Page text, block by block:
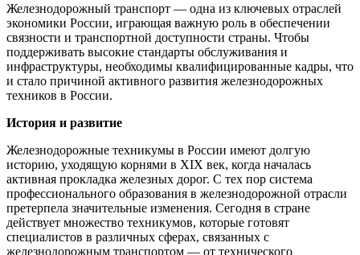
Железнодорожный транспорт — одна из ключевых отраслей
экономики России, играющая важную роль в обеспечении
связности и транспортной доступности страны. Чтобы
поддерживать высокие стандарты обслуживания и
инфраструктуры, необходимы квалифицированные кадры, что
и стало причиной активного развития железнодорожных
техников в России.
История и развитие
Железнодорожные техникумы в России имеют долгую
историю, уходящую корнями в XIX век, когда началась
активная прокладка железных дорог. С тех пор система
профессионального образования в железнодорожной отрасли
претерпела значительные изменения. Сегодня в стране
действует множество техникумов, которые готовят
специалистов в различных сферах, связанных с
железнодорожным транспортом — от технического